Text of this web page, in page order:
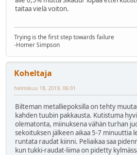
taitaa vielä voiton.
Trying is the first step towards failure
-Homer Simpson
Koheltaja
helmikuu 18, 2019, 06:01
Bilteman metalliepoksilla on tehty
kahden tuubin pakkausta. Kutistuma
olematonta, miinuksena vähän turhan
sekoituksen jälkeen aikaa 5-7 minuuttia
runtata raudat kiinni. Peliaikaa saa
kun tukki-raudat-liima on pidetty